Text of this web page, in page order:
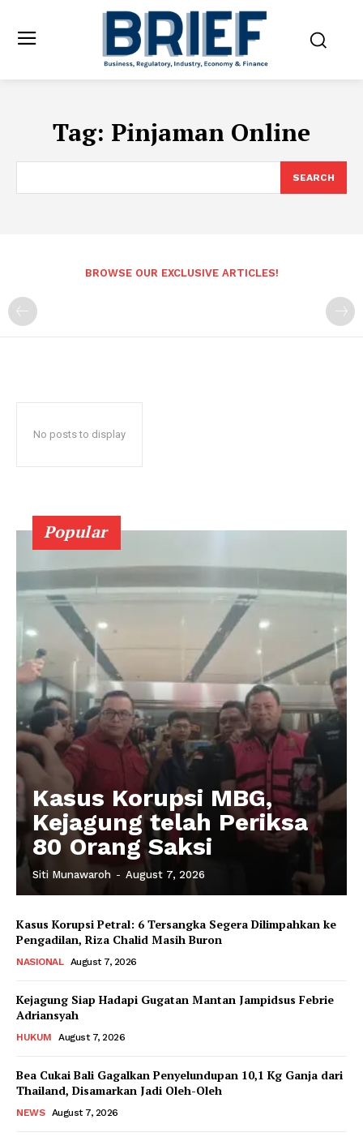
Tag: Pinjaman Online
SEARCH
BROWSE OUR EXCLUSIVE ARTICLES!
No posts to display
Popular
Kasus Korupsi MBG,
Kejagung telah Periksa
80 Orang Saksi
Siti Munawaroh - August 7, 2026
Kasus Korupsi Petral: 6 Tersangka Segera Dilimpahkan ke
Pengadilan, Riza Chalid Masih Buron
NASIONAL August 7, 2026
Kejagung Siap Hadapi Gugatan Mantan Jampidsus Febrie
Adriansyah
HUKUM August 7, 2026
Bea Cukai Bali Gagalkan Penyelundupan 10,1 Kg Ganja dari
Thailand, Disamarkan Jadi Oleh-Oleh
NEWS August 7, 2026